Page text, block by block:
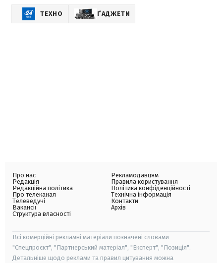
ТЕХНО ҐАДЖЕТИ
Про нас
Редакція
Редакційна політика
Про телеканал
Телеведучі
Вакансії
Структура власності
Рекламодавцям
Правила користування
Політика конфіденційності
Технічна інформація
Контакти
Архів
Всі комерційні рекламні матеріали позначені словами
"Спецпроєкт", "Партнерський матеріал", "Експерт", "Позиція".
Детальніше щодо реклами та правил цитування можна